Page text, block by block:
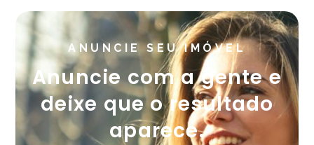
ANUNCIE SEU IMÓVEL
Anuncie com a gente e
deixe que o resultado
aparece.